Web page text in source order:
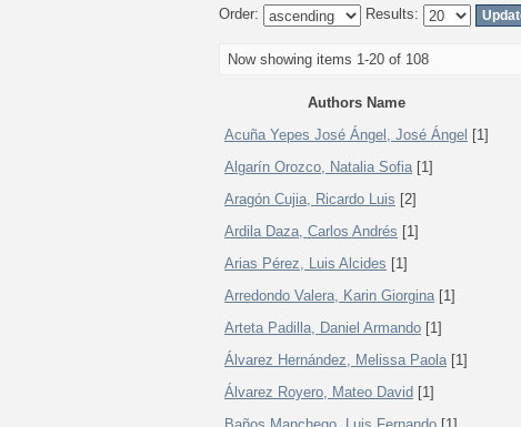
Order: Results:
Now showing items 1-20 of 108
Authors Name
Acuña Yepes José Ángel, José Ángel [1]
Algarín Orozco, Natalia Sofia[1]
Aragón Cujia, Ricardo Luis [2]
Ardila Daza, Carlos Andrés [1]
Arias Pérez, Luis Alcides [1]
Arredondo Valera, Karin Giorgina[1]
Arteta Padilla, Daniel Armando [1]
Álvarez Hernández, Melissa Paola[1]
Álvarez Royero, Mateo David [1]